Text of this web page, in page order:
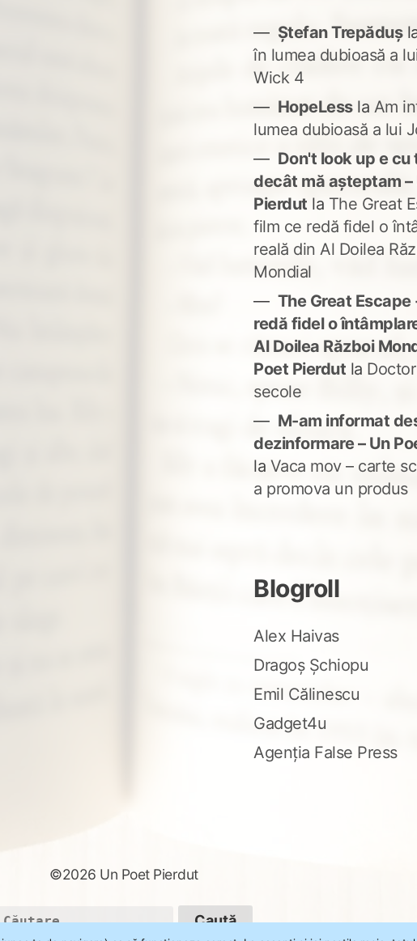
Ștefan Trepăduș
în lumea dubioasă a
Wick 4
HopeLessla Am
lumea dubioasă a lui
Don't look up e
decât mă așteptam –
Pierdut la The Great
film ce redă fidel o
reală din Al Doilea
Mondial
The Great
redă fidel o
Al Doilea Război
Poet Pierdut la
secole
M-am informat
dezinformare – Un
la Vaca mov – carte
a promova un produs
Blogroll
Alex Haivas
Dragoș Șchiopu
Emil Călinescu
Gadget4u
Agenția False Press
©2026 Un Poet Pierdut
Caută